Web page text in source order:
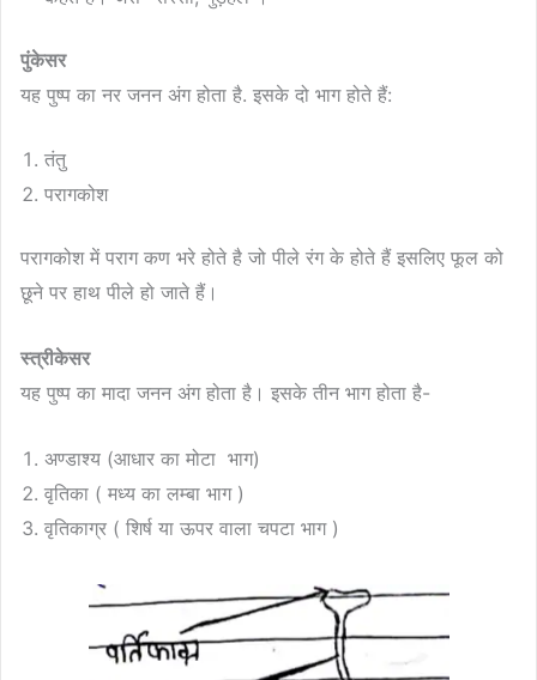
पुंकेसर
यह पुष्प का नर जनन अंग होता है. इसके दो भाग होते हैं:
तंतु
परागकोश
परागकोश में पराग कण भरे होते है जो पीले रंग के होते हैं इसलिए फूल को
छूने पर हाथ पीले हो जाते हैं।
स्त्रीकेसर
यह पुष्प का मादा जनन अंग होता है। इसके तीन भाग होता है-
अण्डाश्य (आधार का मोटा भाग)
वृतिका ( मध्य का लम्बा भाग )
वृतिकाग्र ( शिर्ष या ऊपर वाला चपटा भाग )